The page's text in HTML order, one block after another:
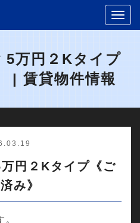
5万円２Kタイプ
| 賃貸物件情報
円２Kタイプ《ご
み》
。